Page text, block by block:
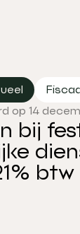
op 14
bij
btw